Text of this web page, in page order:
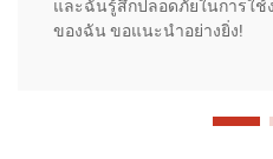
และฉันรู้สึกปลอดภัยในการใช้
ของฉัน ขอแนะนำอย่างยิ่ง!